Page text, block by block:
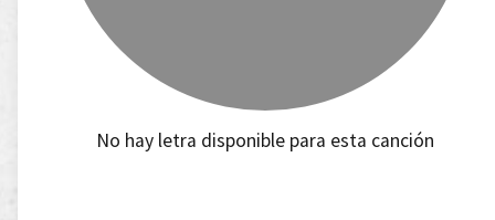
No hay letra disponible para esta canción